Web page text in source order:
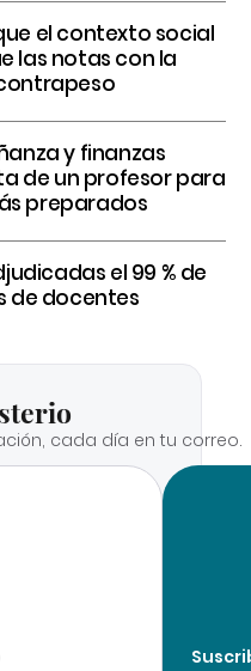
el contexto social
las notas con la
y finanzas
de un profesor para
preparados
el 99 % de
de docentes
cada día en tu correo.